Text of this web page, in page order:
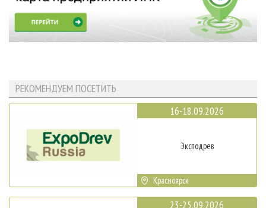
РЕКОМЕНДУЕМ ПОСЕТИТЬ
16-18.09.2026
Эксподрев
Красноярск
23-25.09.2026